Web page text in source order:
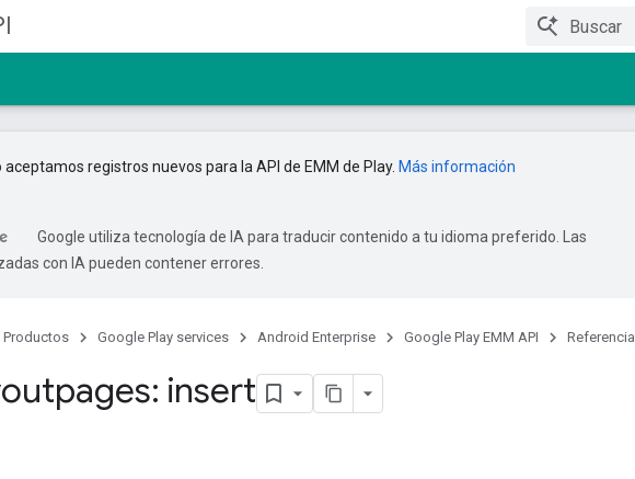
aceptamos registros nuevos para la API de EMM de Play. Más información
Google utiliza tecnología de IA para traducir contenido a tu idioma preferido. Las
con IA pueden contener errores.
Productos Google Play services Android Enterprise Google Play EMM API Referencia
insert